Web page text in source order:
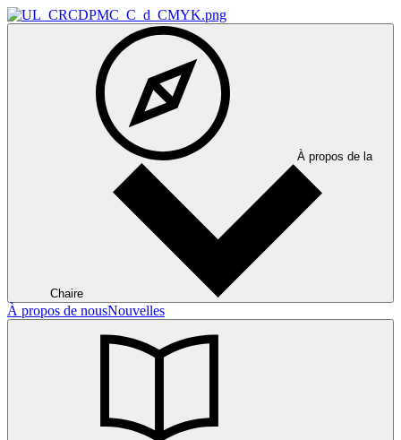
À propos de la
Chaire
À propos de nousNouvelles